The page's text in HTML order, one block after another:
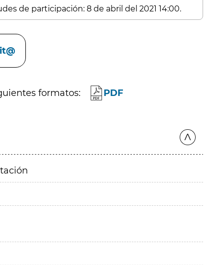
de participación: 8 de abril del 2021 14:00.
formatos: PDF